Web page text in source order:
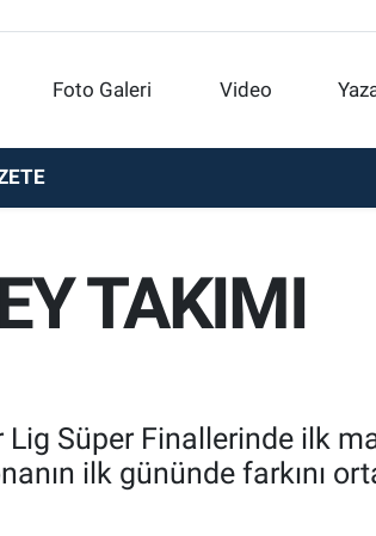
Foto Galeri Video
TAKIMI
Süper Finallerinde ilk
ilk gününde farkını